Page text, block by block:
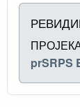
prSRPS